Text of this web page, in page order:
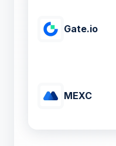
Gate.io
MEXC